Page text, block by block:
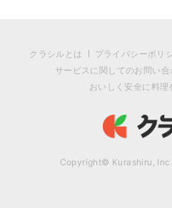
クラシルとは プライバシーポリ
サービスに関してのお問い合
おいしく安全に料理
Copyright© Kurashiru,